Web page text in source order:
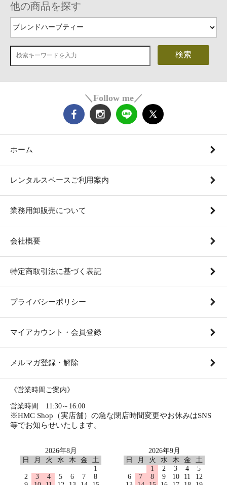
他の商品を探す
検索
＼Follow me／
ホーム
レンタルスペースご利用案内
業務用卸販売について
会社概要
特定商取引法に基づく表記
プライバシーポリシー
マイアカウント・会員登録
メルマガ登録・解除
《営業時間ご案内》
営業時間 11:30～16:00
※HMC Shop（実店舗）の急な閉店時間変更やお休みはSNS
等でお知らせいたします。
2026年8月
日
月 火 水 木 金
土
1
2
3 4 5 6 7
8
2026年9月
日
月 火 水 木 金
土
1
2 3 4
5
6
7 8 9 10 11
12